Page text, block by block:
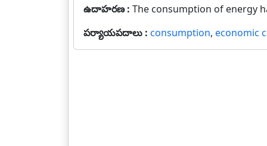
ఉదాహరణ : The consumption of energy
పర్యాయపదాలు : consumption, economic